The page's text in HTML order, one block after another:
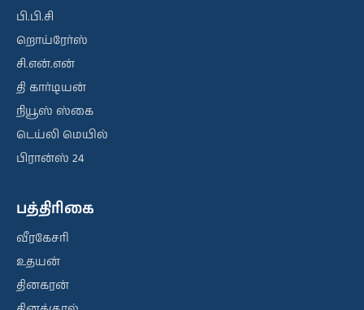
பி.பி.சி
றொய்ரேர்ஸ்
சி.என்.என்
தி கார்டியன்
நியூஸ் ஸ்கை
டெய்லி மெயில்
பிரான்ஸ் 24
பத்திரிகை
வீரகேசரி
உதயன்
தினகரன்